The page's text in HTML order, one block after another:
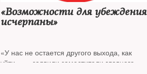
«Возможности для убеждения
исчерпаны»
«У нас не остается другого выхода, как
уйти», — заявили заместители главного